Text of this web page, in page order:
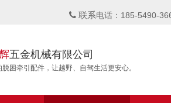
 联系电话：185-5490-
五金机械有限公司
困牵引配件，让越野、自驾生活更安心。